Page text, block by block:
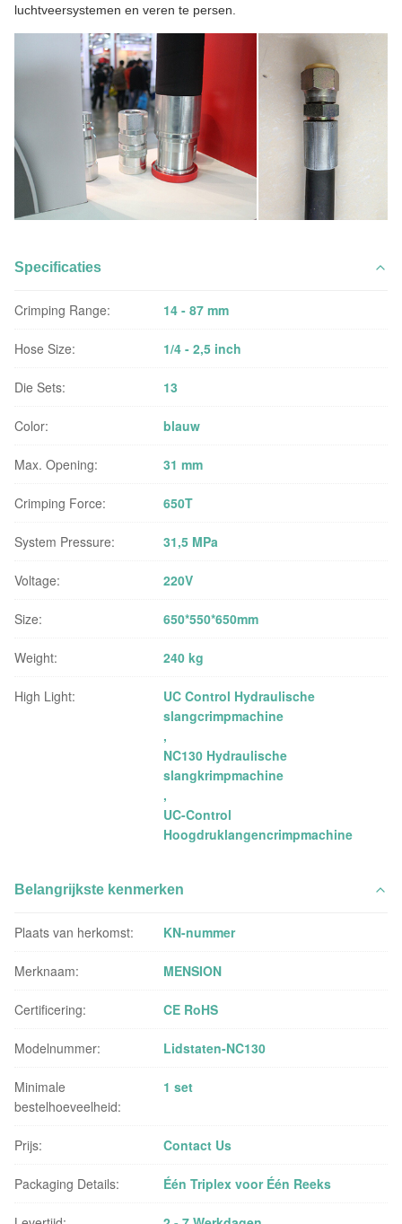
luchtveersystemen en veren te persen.
Specificaties
Crimping Range: 14 - 87 mm
Hose Size: 1/4 - 2,5 inch
Die Sets: 13
Color: blauw
Max. Opening: 31 mm
Crimping Force: 650T
System Pressure: 31,5 MPa
Voltage: 220V
Size: 650*550*650mm
Weight: 240 kg
High Light:
UC Control Hydraulische
slangcrimpmachine
,
NC130 Hydraulische
slangkrimpmachine
,
UC-Control
Hoogdruklangencrimpmachine
Belangrijkste kenmerken
Plaats van herkomst: KN-nummer
Merknaam: MENSION
Certificering: CE RoHS
Modelnummer: Lidstaten-NC130
Minimale
bestelhoeveelheid:
1 set
Prijs: Contact Us
Packaging Details: Één Triplex voor Één Reeks